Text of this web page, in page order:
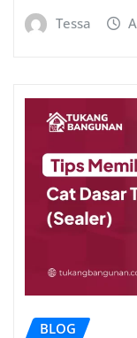
Tessa
BLOG